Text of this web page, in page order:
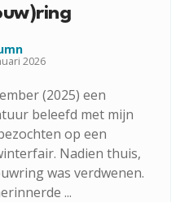
2026
(2025) een
beleefd met mijn
op een
Nadien thuis,
was verdwenen.
...